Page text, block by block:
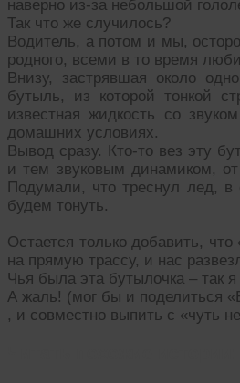
наверно из-за небольшой
Так что же случилось?
Водитель, а потом и мы,
родного, всеми в то время
Внизу, застрявшая около
бутыль, из которой тонкой
известная жидкость со
домашних условиях.
Вывод сразу. Кто-то вез эту
и тем звуковым динамиком,
Подумали, что треснул лед,
будем тонуть.
Остается только добавить,
на прямую трассу, и нас
Чья была эта бутылочка – так
А жаль! (мог бы и поделиться
, и совместно выпить с «чуть